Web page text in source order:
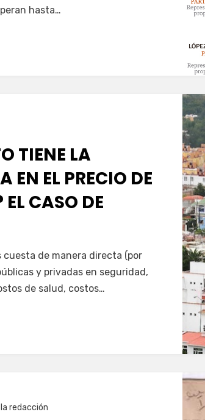
hasta…
TIENE LA
EN EL PRECIO DE
CASO DE
cuesta de manera directa (por
y privadas en seguridad,
de salud, costos…
redacción